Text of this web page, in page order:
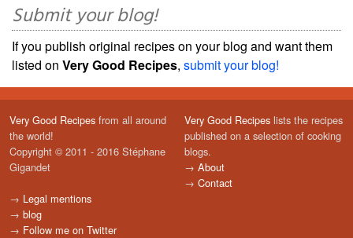
Submit your blog!
If you publish original recipes on your blog and want them
listed on Very Good Recipes, submit your blog!
Very Good Recipes from all around
the world!
Copyright © 2011 - 2016 Stéphane
Gigandet
→ Legal mentions
→ blog
→ Follow me on Twitter
Very Good Recipes lists the recipes
published on a selection of cooking
blogs.
→ About
→ Contact